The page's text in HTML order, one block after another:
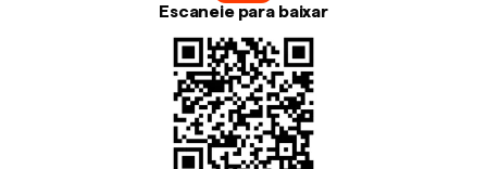
Escaneie para baixar